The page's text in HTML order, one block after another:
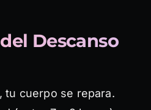
Descanso
tu cuerpo se repara.